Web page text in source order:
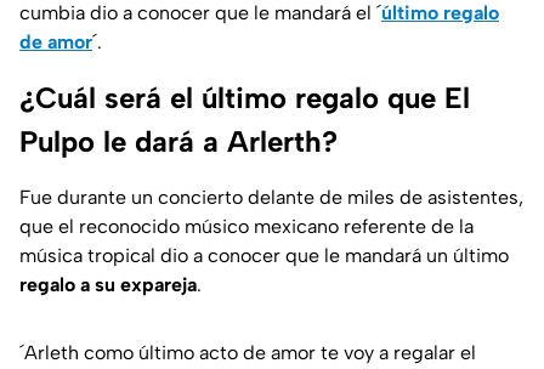
cumbia dio a conocer que le mandará el ´último regalo
de amor´.
¿Cuál será el último regalo que El
Pulpo le dará a Arlerth?
Fue durante un concierto delante de miles de asistentes,
que el reconocido músico mexicano referente de la
música tropical dio a conocer que le mandará un último
regalo a su expareja.
´Arleth como último acto de amor te voy a regalar el